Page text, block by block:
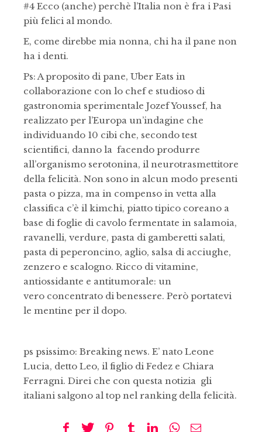
#4 Ecco (anche) perchè l’Italia non è fra i Pasi
più felici al mondo.
E, come direbbe mia nonna, chi ha il pane non
ha i denti.
Ps: A proposito di pane, Uber Eats in
collaborazione con lo chef e studioso di
gastronomia sperimentale Jozef Youssef, ha
realizzato per l’Europa un’indagine che
individuando 10 cibi che, secondo test
scientifici, danno la facendo produrre
all’organismo serotonina, il neurotrasmettitore
della felicità. Non sono in alcun modo presenti
pasta o pizza, ma in compenso in vetta alla
classifica c’è il kimchi, piatto tipico coreano a
base di foglie di cavolo fermentate in salamoia,
ravanelli, verdure, pasta di gamberetti salati,
pasta di peperoncino, aglio, salsa di acciughe,
zenzero e scalogno. Ricco di vitamine,
antiossidante e antitumorale: un
vero concentrato di benessere. Però portatevi
le mentine per il dopo.
ps psissimo: Breaking news. E’ nato Leone
Lucia, detto Leo, il figlio di Fedez e Chiara
Ferragni. Direi che con questa notizia gli
italiani salgono al top nel ranking della felicità.